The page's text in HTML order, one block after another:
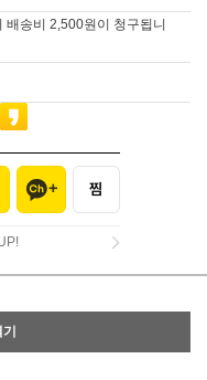
송비 2,500원이 청구됩니